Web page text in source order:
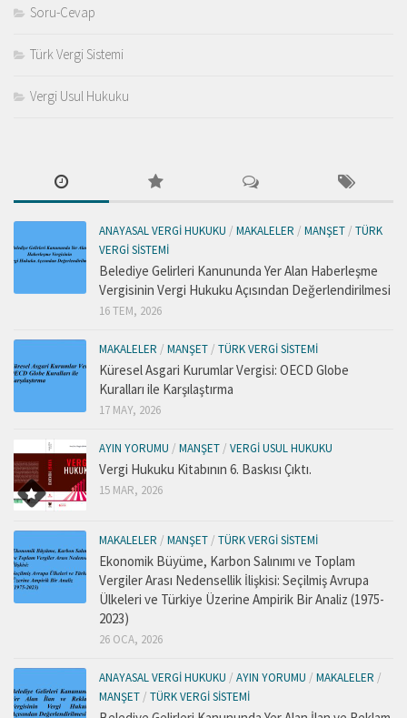
Soru-Cevap
Türk Vergi Sistemi
Vergi Usul Hukuku
ANAYASAL VERGI HUKUKU / MAKALELER / MANŞET / TÜRK
VERGI SISTEMI
Belediye Gelirleri Kanununda Yer Alan Haberleşme
Vergisinin Vergi Hukuku Açısından Değerlendirilmesi
16 TEM, 2026
MAKALELER / MANŞET / TÜRK VERGI SISTEMI
Küresel Asgari Kurumlar Vergisi: OECD Globe
Kuralları ile Karşılaştırma
17 MAY, 2026
AYIN YORUMU / MANŞET / VERGI USUL HUKUKU
Vergi Hukuku Kitabının 6. Baskısı Çıktı.
15 MAR, 2026
MAKALELER / MANŞET / TÜRK VERGI SISTEMI
Ekonomik Büyüme, Karbon Salınımı ve Toplam
Vergiler Arası Nedensellik İlişkisi: Seçilmiş Avrupa
Ülkeleri ve Türkiye Üzerine Ampirik Bir Analiz (1975-
2023)
26 OCA, 2026
ANAYASAL VERGI HUKUKU / AYIN YORUMU / MAKALELER /
MANŞET / TÜRK VERGI SISTEMI